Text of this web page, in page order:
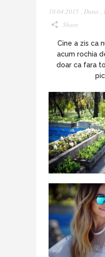
10.04.2015 , Dana ,
Share
Cine a zis ca
acum rochia
doar ca fara